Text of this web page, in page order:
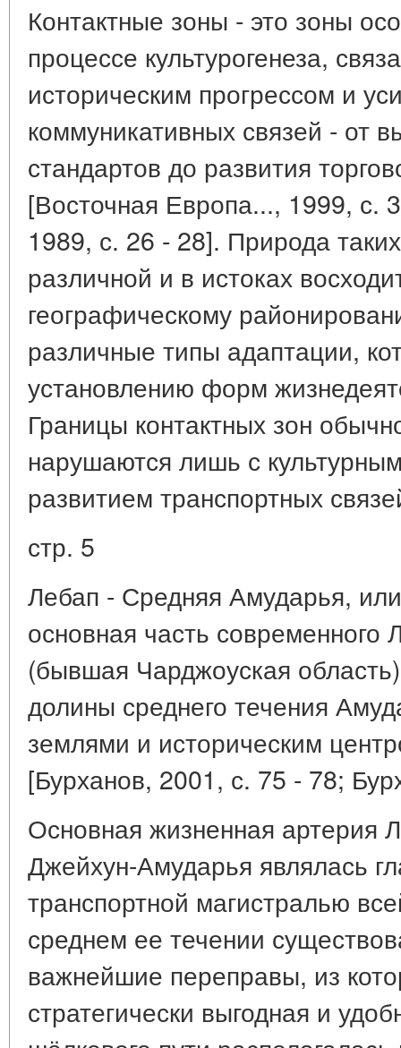
Контактные зоны - это зоны
процессе культурогенеза,
историческим прогрессом и
коммуникативных связей - от
стандартов до развития
[Восточная Европа..., 1999, с.
1989, с. 26 - 28]. Природа
различной и в истоках
географическому
различные типы адаптации,
установлению форм
Границы контактных зон
нарушаются лишь с
развитием транспортных
стр. 5
Лебап - Средняя Амударья,
основная часть современного
(бывшая Чарджоуская
долины среднего течения
землями и историческим
[Бурханов, 2001, с. 75 - 78;
Основная жизненная артерия
Джейхун-Амударья являлась
транспортной магистралью
среднем ее течении
важнейшие переправы, из
стратегически выгодная и